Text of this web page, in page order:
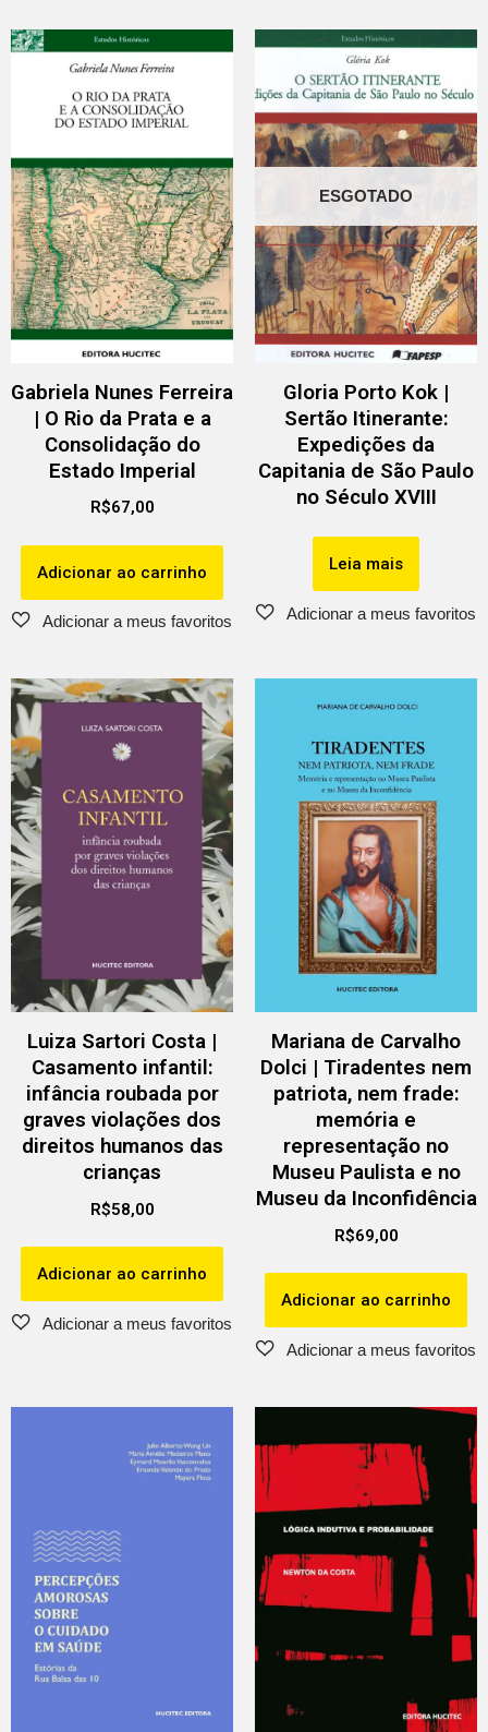
Gabriela Nunes Ferreira
| O Rio da Prata e a
Consolidação do
Estado Imperial
R$67,00
Adicionar ao carrinho
ESGOTADO
Gloria Porto Kok |
Sertão Itinerante:
Expedições da
Capitania de São Paulo
no Século XVIII
Leia mais
Luiza Sartori Costa |
Casamento infantil:
infância roubada por
graves violações dos
direitos humanos das
crianças
R$58,00
Adicionar ao carrinho
Mariana de Carvalho
Dolci | Tiradentes nem
patriota, nem frade:
memória e
representação no
Museu Paulista e no
Museu da Inconfidência
R$69,00
Adicionar ao carrinho